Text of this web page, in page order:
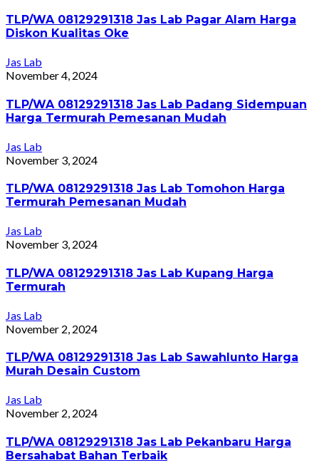
TLP/WA 08129291318 Jas Lab Pagar Alam Harga
Diskon Kualitas Oke
Jas Lab
November 4, 2024
TLP/WA 08129291318 Jas Lab Padang Sidempuan
Harga Termurah Pemesanan Mudah
Jas Lab
November 3, 2024
TLP/WA 08129291318 Jas Lab Tomohon Harga
Termurah Pemesanan Mudah
Jas Lab
November 3, 2024
TLP/WA 08129291318 Jas Lab Kupang Harga
Termurah
Jas Lab
November 2, 2024
TLP/WA 08129291318 Jas Lab Sawahlunto Harga
Murah Desain Custom
Jas Lab
November 2, 2024
TLP/WA 08129291318 Jas Lab Pekanbaru Harga
Bersahabat Bahan Terbaik